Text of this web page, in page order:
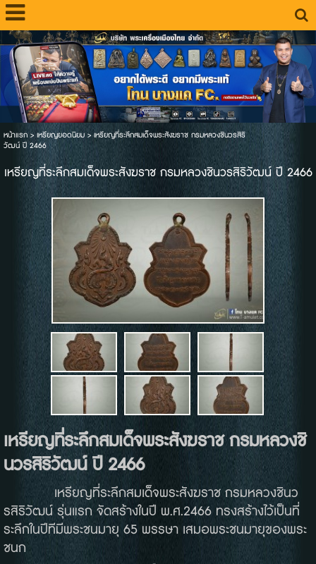
หน้าแรก>เหรียญยอดนิยม>เหรียญที่ระลึกสมเด็จพระสังฆราช กรมหลวงชินวรสิริ
วัฒน์ ปี 2466
เหรียญที่ระลึกสมเด็จพระสังฆราช กรมหลวงชินวรสิริวัฒน์ ปี 2466
เหรียญที่ระลึกสมเด็จพระสังฆราช กรมหลวงชิ
นวรสิริวัฒน์ ปี2466
เหรียญที่ระลึกสมเด็จพระสังฆราช กรมหลวงชินว
รสิริวัฒน์ รุ่นแรก จัดสร้างในปี พ.ศ.2466 ทรงสร้างไว้เป็นที่
ระลึกในปีทีมีพระชนมายุ 65 พรรษา เสมอพระชนมายุของพระ
ชนก